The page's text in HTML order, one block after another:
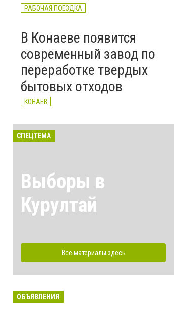
РАБОЧАЯ ПОЕЗДКА
В Конаеве появится
современный завод по
переработке твердых
бытовых отходов
КОНАЕВ
СПЕЦТЕМА
Выборы в
Курултай
Все материалы здесь
ОБЪЯВЛЕНИЯ